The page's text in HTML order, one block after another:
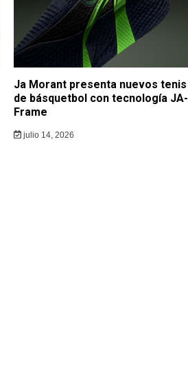
Ja Morant presenta nuevos tenis
de básquetbol con tecnología JA-
Frame
julio 14, 2026